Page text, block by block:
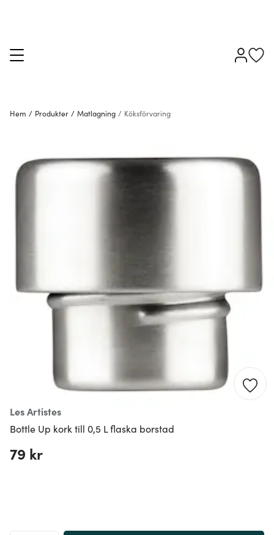
Hem / Produkter / Matlagning / Köksförvaring
Les Artistes
Bottle Up kork till 0,5 L flaska borstad
79 kr